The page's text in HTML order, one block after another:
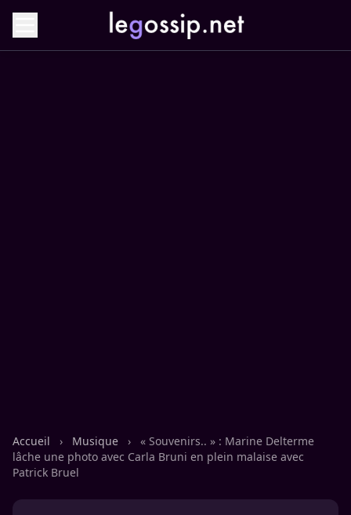
Accueil › Musique ›
« Souvenirs.. » : Marine Delterme
lâche une photo avec Carla Bruni en plein malaise avec
Patrick Bruel